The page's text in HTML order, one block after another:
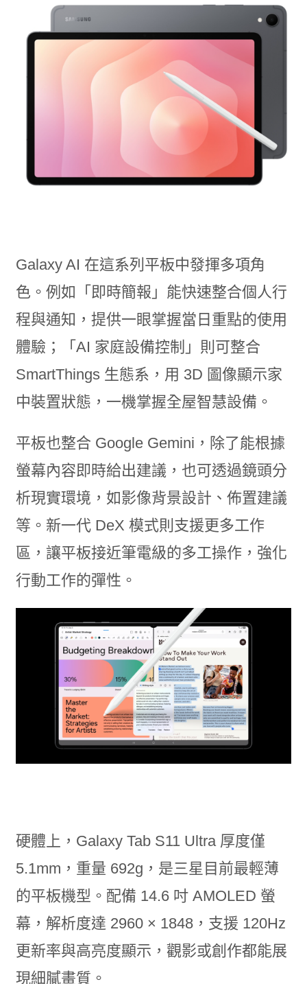
Galaxy AI 在這系列平板中發揮多項角
色。例如「即時簡報」能快速整合個人行
程與通知，提供一眼掌握當日重點的使用
體驗；「AI 家庭設備控制」則可整合
SmartThings 生態系，用 3D 圖像顯示家
中裝置狀態，一機掌握全屋智慧設備。
平板也整合 Google Gemini，除了能根據
螢幕內容即時給出建議，也可透過鏡頭分
析現實環境，如影像背景設計、佈置建議
等。新一代 DeX 模式則支援更多工作
區，讓平板接近筆電級的多工操作，強化
行動工作的彈性。
硬體上，Galaxy Tab S11 Ultra 厚度僅
5.1mm，重量 692g，是三星目前最輕薄
的平板機型。配備 14.6 吋 AMOLED 螢
幕，解析度達 2960 × 1848，支援 120Hz
更新率與高亮度顯示，觀影或創作都能展
現細膩畫質。